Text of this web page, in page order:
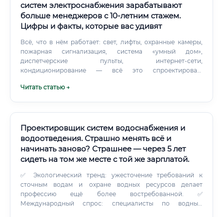
систем электроснабжения зарабатывают
больше менеджеров с 10-летним стажем.
Цифры и факты, которые вас удивят
Всё, что в нём работает: свет, лифты, охранные камеры,
пожарная сигнализация, система «умный дом»,
диспетчерские пульты, интернет-сети,
кондиционирование — всё это спроектировал,
проектированию и монтажу внутренних систем и сетей
профиля, без которого невозможно строительство ни
одного современного объекта.
Читать статью →
Проектировщик систем водоснабжения и
водоотведения. Страшно менять всё и
начинать заново? Страшнее — через 5 лет
сидеть на том же месте с той же зарплатой.
✅ Экологический тренд: ужесточение требований к
сточным водам и охране водных ресурсов делает
профессию ещё более востребованной. ✅
Международный спрос: специалисты по водным